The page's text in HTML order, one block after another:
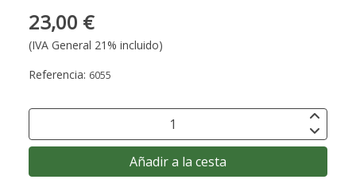
23,00 €
(IVA General 21% incluido)
Referencia: 6055
Añadir a la cesta